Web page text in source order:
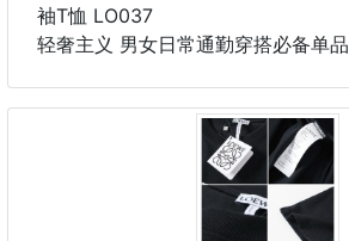
袖T恤 LO037
轻奢主义 男女日常通勤穿搭必备单品 正确版本 随意对
· 260克100% 纯棉双纱汗布面料
· 同缸定染特种加粗32支双股1×1罗纹
· 手工环保丝网水浆印花工艺